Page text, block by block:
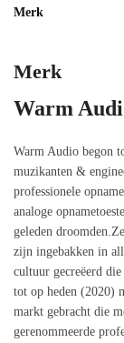
Merk
Merk
Warm
Warm Audio begon
muzikanten &
professionele
analoge
geleden
zijn ingebakken in
cultuur gecreëerd
tot op heden (2020)
markt gebracht die
gerenommeerde